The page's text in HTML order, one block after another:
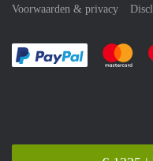
Voorwaarden & privacy
Je rekent Je